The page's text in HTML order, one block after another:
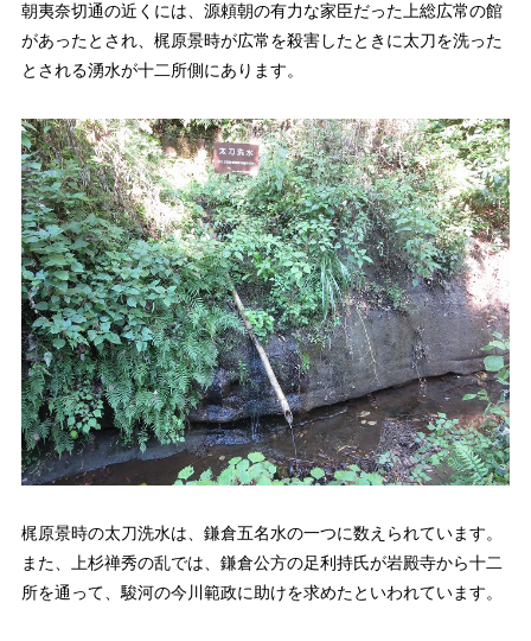
朝夷奈切通の近くには、源頼朝の有力な家臣だった上総広常の館
があったとされ、梶原景時が広常を殺害したときに太刀を洗った
とされる湧水が十二所側にあります。
梶原景時の太刀洗水は、鎌倉五名水の一つに数えられています。
また、上杉禅秀の乱では、鎌倉公方の足利持氏が岩殿寺から十二
所を通って、駿河の今川範政に助けを求めたといわれています。